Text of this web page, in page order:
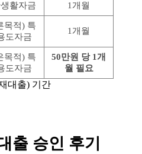
활자금 1개월
목적) 특
도자금
1개월
목적) 특
도자금
50만원 당 1개
월 필요
대출) 기간
출 승인 후기